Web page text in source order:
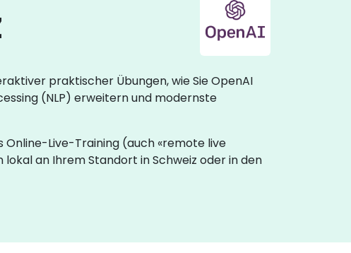
praktischer Übungen, wie Sie OpenAI
(NLP) erweitern und modernste
Online-Live-Training (auch «remote live
an Ihrem Standort in Schweiz oder in den